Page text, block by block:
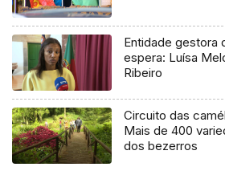
Entidade gestora
espera: Luísa
Ribeiro
Circuito das
Mais de 400
dos bezerros